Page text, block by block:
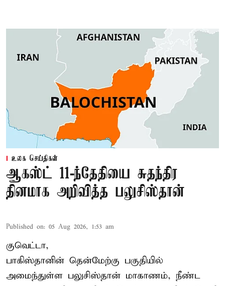
உலக செய்திகள்
ஆகஸ்ட் 11-ந்தேதியை சுதந்திர
தினமாக அறிவித்த பலுசிஸ்தான்
Published on: 05 Aug 2026, 1:53 am
குவெட்டா,
பாகிஸ்தானின் தென்மேற்கு பகுதியில்
அமைந்துள்ள பலுசிஸ்தான் மாகாணம், நீண்ட